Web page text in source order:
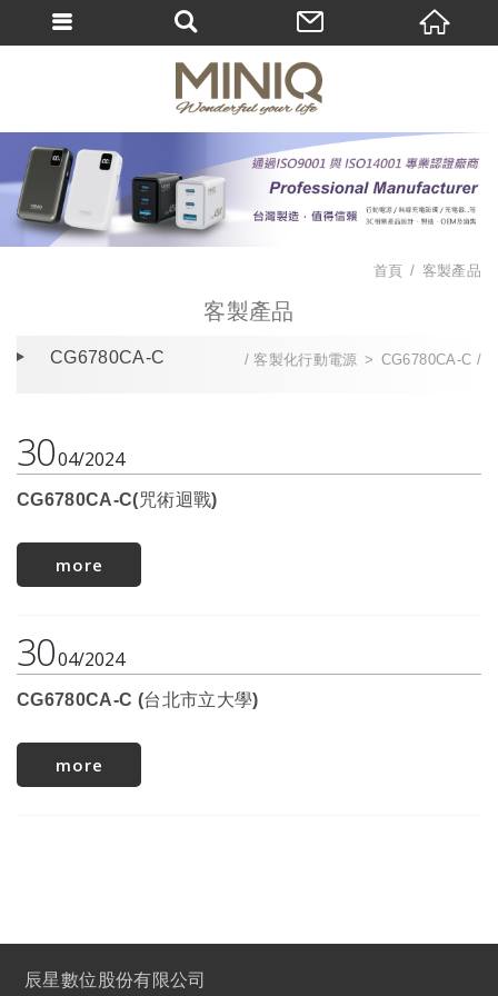
客製產品
首頁 客製產品
CG6780CA-C 客製化行動電源 CG6780CA-C
3004 2024
CG6780CA-C(咒術迴戰)
more
3004 2024
CG6780CA-C (台北市立大學)
more
辰星數位股份有限公司